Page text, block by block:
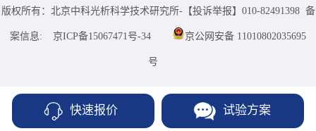
版权所有：北京中科光析科学技术研究所-【投诉举报】010-82491398 备
案信息: 京ICP备15067471号-34 京公网安备 11010802035695
号
快速报价 试验方案